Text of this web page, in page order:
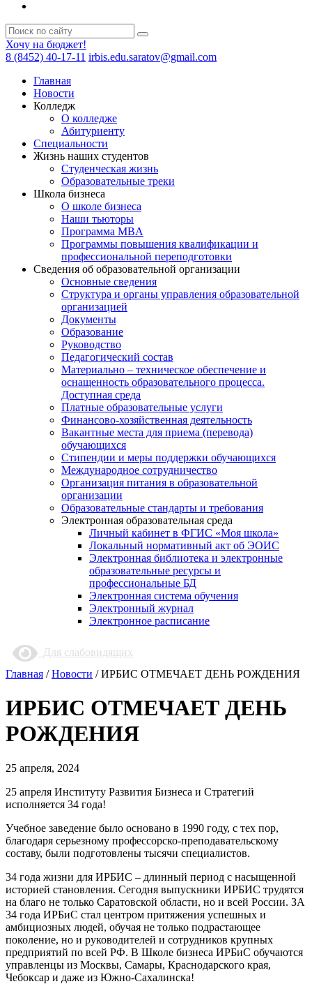
Хочу на бюджет!
8 (8452) 40-17-11 irbis.edu.saratov@gmail.com
Главная
Новости
Колледж
О колледже
Абитуриенту
Специальности
Жизнь наших студентов
Студенческая жизнь
Образовательные треки
Школа бизнеса
О школе бизнеса
Наши тьюторы
Программа MBA
Программы повышения квалификации и
профессиональной переподготовки
Сведения об образовательной организации
Основные сведения
Структура и органы управления образовательной
организацией
Документы
Образование
Руководство
Педагогический состав
Материально – техническое обеспечение и
оснащенность образовательного процесса.
Доступная среда
Платные образовательные услуги
Финансово-хозяйственная деятельность
Вакантные места для приема (перевода)
обучающихся
Стипендии и меры поддержки обучающихся
Международное сотрудничество
Организация питания в образовательной
организации
Образовательные стандарты и требования
Электронная образовательная среда
Личный кабинет в ФГИС «Моя школа»
Локальный нормативный акт об ЭОИС
Электронная библиотека и электронные
образовательные ресурсы и
профессиональные БД
Электронная система обучения
Электронный журнал
Электронное расписание
Для слабовидящих
Главная /Новости /ИРБИС ОТМЕЧАЕТ ДЕНЬ РОЖДЕНИЯ
ИРБИС ОТМЕЧАЕТ ДЕНЬ
РОЖДЕНИЯ
25 апреля, 2024
25 апреля Институту Развития Бизнеса и Стратегий
исполняется 34 года!
Учебное заведение было основано в 1990 году, с тех пор,
благодаря серьезному профессорско-преподавательскому
составу, были подготовлены тысячи специалистов.
34 года жизни для ИРБИС – длинный период с насыщенной
историей становления. Сегодня выпускники ИРБИС трудятся
на благо не только Саратовской области, но и всей России. ЗА
34 года ИРБиС стал центром притяжения успешных и
амбициозных людей, обучая не только подрастающее
поколение, но и руководителей и сотрудников крупных
предприятий по всей РФ. В Школе бизнеса ИРБиС обучаются
управленцы из Москвы, Самары, Краснодарского края,
Чебоксар и даже из Южно-Сахалинска!